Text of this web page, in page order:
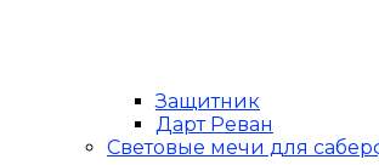
Защитник
Дарт Реван
Световые мечи для